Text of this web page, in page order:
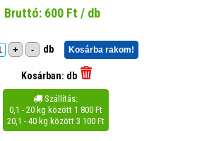
Bruttó: 600Ft / db
+ - db Kosárba rakom!
Kosárban: db
 Szállítás:
0,1 - 20 kg között 1 800 Ft
20,1 - 40 kg között 3 100 Ft